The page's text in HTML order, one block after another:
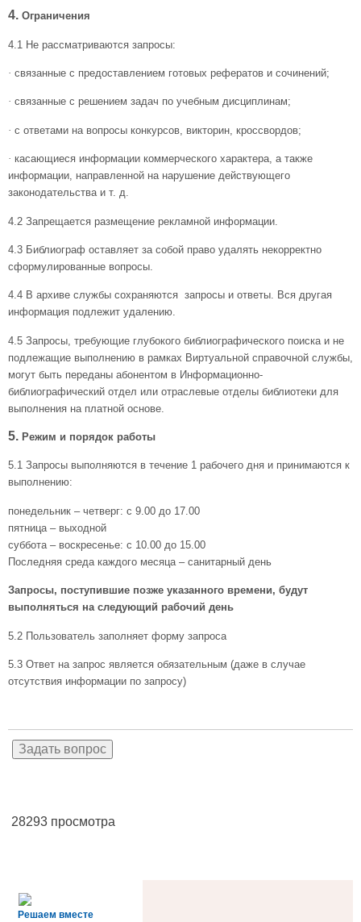
4. Ограничения
4.1 Не рассматриваются запросы:
· связанные с предоставлением готовых рефератов и сочинений;
· связанные с решением задач по учебным дисциплинам;
· с ответами на вопросы конкурсов, викторин, кроссвордов;
· касающиеся информации коммерческого характера, а также
информации, направленной на нарушение действующего
законодательства и т. д.
4.2 Запрещается размещение рекламной информации.
4.3 Библиограф оставляет за собой право удалять некорректно
сформулированные вопросы.
4.4 В архиве службы сохраняются запросы и ответы. Вся другая
информация подлежит удалению.
4.5 Запросы, требующие глубокого библиографического поиска и не
подлежащие выполнению в рамках Виртуальной справочной службы,
могут быть переданы абонентом в Информационно-
библиографический отдел или отраслевые отделы библиотеки для
выполнения на платной основе.
5. Режим и порядок работы
5.1 Запросы выполняются в течение 1 рабочего дня и принимаются к
выполнению:
понедельник – четверг: с 9.00 до 17.00
пятница – выходной
суббота – воскресенье: с 10.00 до 15.00
Последняя среда каждого месяца – санитарный день
Запросы, поступившие позже указанного времени, будут
выполняться на следующий рабочий день
5.2 Пользователь заполняет форму запроса
5.3 Ответ на запрос является обязательным (даже в случае
отсутствия информации по запросу)
28293 просмотра
Решаем вместе